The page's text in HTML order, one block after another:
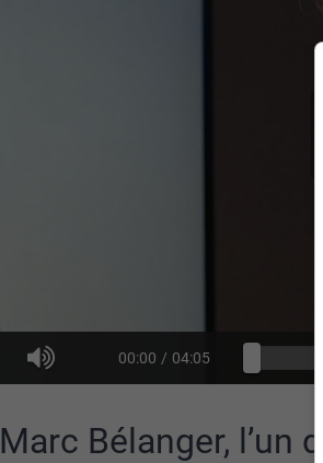
00:00 / 04:05
Marc Bélanger, l’un